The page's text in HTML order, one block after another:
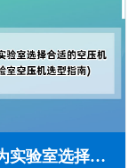
如何为实验室选择合适的空压机(实验室空压机选型指南)